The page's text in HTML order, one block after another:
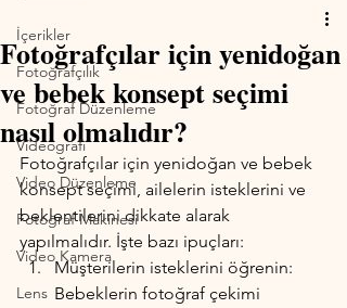
İçerikler
Fotoğrafçılık
Fotoğraf Düzenleme
Videografi
Video Düzenleme
Fotoğraf Makinesi
Video Kamera
Lens
Fotoğrafçılar için yenidoğan
ve bebek konsept seçimi
nasıl olmalıdır?
Fotoğrafçılar için yenidoğan ve bebek
konsept seçimi, ailelerin isteklerini ve
beklentilerini dikkate alarak
yapılmalıdır. İşte bazı ipuçları:
Müşterilerin isteklerini öğrenin:
Bebeklerin fotoğraf çekimi